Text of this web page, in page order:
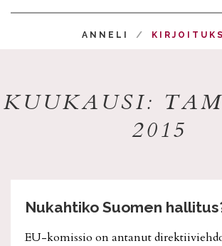
ANNELI
KUUKAUSI:
2015
Nukahtiko Suomen
EU-komissio on antanut